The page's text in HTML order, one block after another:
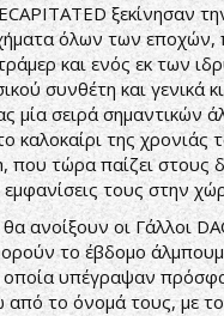
ξεκίνησαν
όλων των εποχών,
και ενός εκ των
συνθέτη και γενικά
μία σειρά σημαντικών
καλοκαίρι της
που τώρα παίζει στους
τους στην
θα ανοίξουν οι Γάλλοι
το έβδομο
οποία υπέγραψαν
από το όνομά τους, με